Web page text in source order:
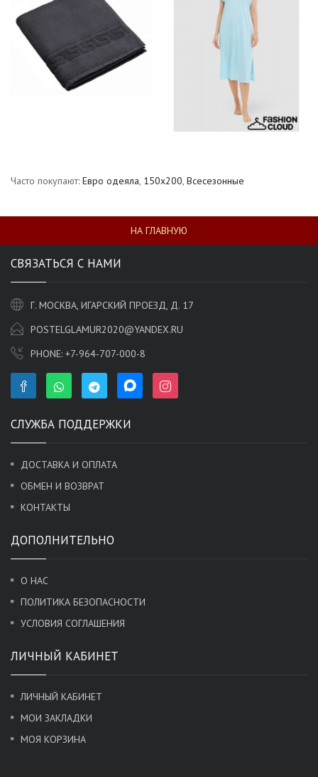
Часто покупают: Евро одеяла, 150х200, Всесезонные
НА ГЛАВНУЮ
СВЯЗАТЬСЯ С НАМИ
Г. МОСКВА, ИГАРСКИЙ ПРОЕЗД, Д. 17
POSTELGLAMUR2020@YANDEX.RU
PHONE: +7-964-707-000-8
СЛУЖБА ПОДДЕРЖКИ
ДОСТАВКА И ОПЛАТА
ОБМЕН И ВОЗВРАТ
КОНТАКТЫ
ДОПОЛНИТЕЛЬНО
О НАС
ПОЛИТИКА БЕЗОПАСНОСТИ
УСЛОВИЯ СОГЛАШЕНИЯ
ЛИЧНЫЙ КАБИНЕТ
ЛИЧНЫЙ КАБИНЕТ
МОИ ЗАКЛАДКИ
МОЯ КОРЗИНА